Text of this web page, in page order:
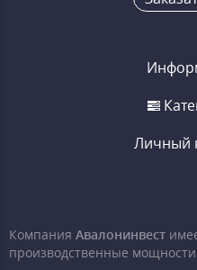
Личный
Компания Авалонинвест
производственные